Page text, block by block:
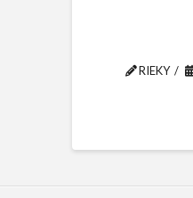
RIEKY